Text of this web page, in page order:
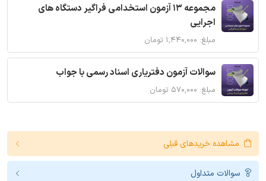
مجموعه 13 آزمون استخدامی فراگیر دستگاه های
اجرایی
مبلغ: ۱,۴۴۰,۰۰۰ تومان
سوالات آزمون دفتریاری اسناد رسمی با جواب
مبلغ: ۵۷۰,۰۰۰ تومان
مشاهده خریدهای قبلی
سوالات متداول